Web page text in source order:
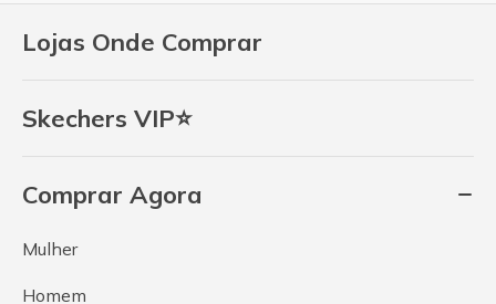
Lojas Onde Comprar
Skechers VIP⭐
Comprar Agora
Mulher
Homem